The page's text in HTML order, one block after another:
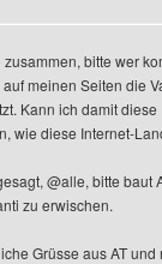
zusammen, bitte wer
meinen Seiten die
Kann ich damit
wie diese Internet-
@alle, bitte baut
zu erwischen.
Grüsse aus AT